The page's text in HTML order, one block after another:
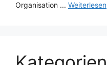
Organisation ... Weiterlesen